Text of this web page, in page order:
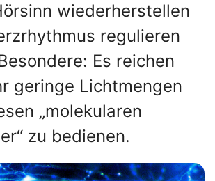
wiederherstellen
regulieren
Es reichen
geringe Lichtmengen
„molekularen
zu bedienen.